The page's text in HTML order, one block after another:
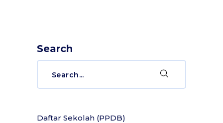
Search
Daftar Sekolah (PPDB)